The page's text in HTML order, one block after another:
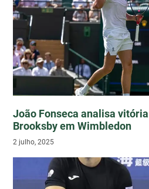
João Fonseca analisa
Brooksby em Wimbledon
2 julho, 2025